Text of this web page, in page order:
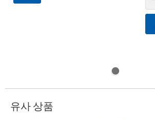
유사 상품